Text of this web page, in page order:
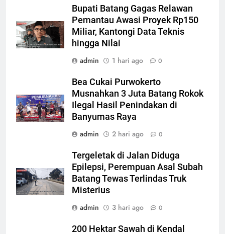
Bupati Batang Gagas Relawan
Pemantau Awasi Proyek Rp150
Miliar, Kantongi Data Teknis
hingga Nilai
admin
1 hari ago 0
Bea Cukai Purwokerto
Musnahkan 3 Juta Batang Rokok
Ilegal Hasil Penindakan di
Banyumas Raya
admin
2 hari ago 0
Tergeletak di Jalan Diduga
Epilepsi, Perempuan Asal Subah
Batang Tewas Terlindas Truk
Misterius
admin
3 hari ago 0
200 Hektar Sawah di Kendal